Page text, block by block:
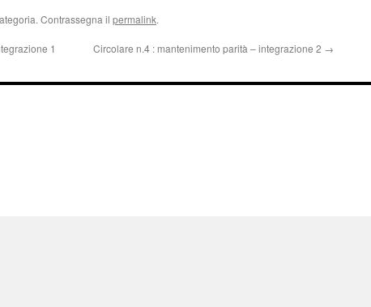
Contrassegna il permalink.
1 Circolare n.4 : mantenimento parità – integrazione 2 →